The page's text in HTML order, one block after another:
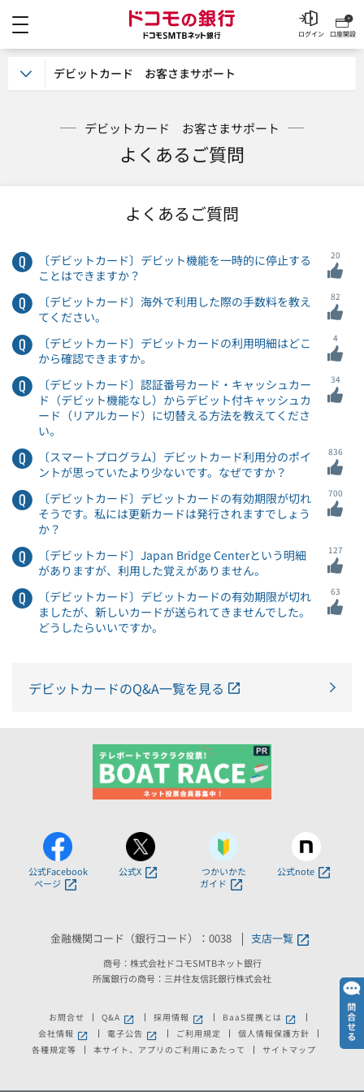
ドコモの銀行 ドコモ
口座開設
ログイン
デビットカード お客さまサポート
よくあるご質問
よくあるご質問
〔デビットカード〕デビット機能を一時的に停止する
ことはできますか？
20
〔デビットカード〕海外で利用した際の手数料を教え
てください。
82
〔デビットカード〕デビットカードの利用明細はどこ
から確認できますか。
4
〔デビットカード〕認証番号カード・キャッシュカー
ド（デビット機能なし）からデビット付キャッシュカ
ード（リアルカード）に切替える方法を教えてくださ
い。
34
〔スマートプログラム〕デビットカード利用分のポイ
ントが思っていたより少ないです。なぜですか？
836
〔デビットカード〕デビットカードの有効期限が切れ
そうです。私には更新カードは発行されますでしょう
か？
700
〔デビットカード〕Japan Bridge Centerという明細
がありますが、利用した覚えがありません。
127
〔デビットカード〕デビットカードの有効期限が切れ
ましたが、新しいカードが送られてきませんでした。
どうしたらいいですか。
63
デビットカードのQ&A一覧を見る
デビットカード お客さまサポート
公式Facebook
ページ
公式X
つかいかた
ガイド
公式note
金融機関コード（銀行コード）：0038 支店一覧
商号：株式会社ドコモSMTBネット銀行
所属銀行の商号：三井住友信託銀行株式会社
お問合せ Q&A 新しいウィンドウで開きます。
採用情報 新しいウィンドウで開きます。
BaaS提携とは 新しいウィンドウ
会社情報新しいウィンドウで開きます。
電子公告新しいウィンドウで開きます。
ご利用規定
個人情報保護方針
各種規定等
本サイト、アプリのご利用にあたって サイトマップ